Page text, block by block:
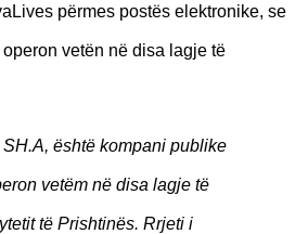
përmes postës elektronike, se
operon vetën në disa lagje të
SH.A, është kompani publike
vetëm në disa lagje të
të Prishtinës. Rrjeti i